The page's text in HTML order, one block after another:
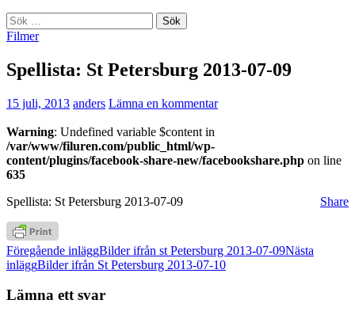
Sök
efter:
Filmer
Spellista: St Petersburg 2013-07-09
15 juli, 2013 anders Lämna en kommentar
Warning: Undefined variable $content in
/var/www/filuren.com/public_html/wp-
content/plugins/facebook-share-new/facebookshare.php on line
635
Share
Spellista: St Petersburg 2013-07-09
Inläggsnavigering
Föregående inläggBilder ifrån st Petersburg 2013-07-09Nästa
inläggBilder ifrån St Petersburg 2013-07-10
Lämna ett svar